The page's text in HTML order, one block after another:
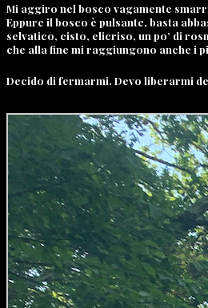
Mi aggiro nel bosco vagamente
Eppure il bosco è pulsante, basta
selvatico, cisto, elicriso, un po’ di
che alla fine mi raggiungono anche i
Decido di fermarmi. Devo liberarmi